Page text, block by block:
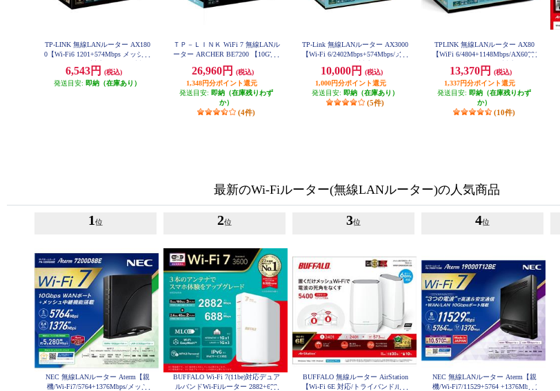
TP-LINK 無線LANルーター AX180
0【Wi-Fi6 1201+574Mbps メッシュ
3年保】 Archer-AX1800
6,543円
(税込)
発送目安: 即納（在庫あり）
ＴＰ－ＬＩＮＫ WiFi 7 無線LANル
ーター ARCHER BE7200 【10Gbps
BE7200 EasyMesh対応 MLO USB3.
0 8ストリーム IPoE IPv6対応 3年
保証】 ARCHER-BE7200
26,960円
(税込)
1,348円分ポイント還元
発送目安: 即納（在庫残りわず
か）
(4件)
TP-Link 無線LANルーター AX3000
【Wi-Fi 6/2402Mbps+574Mbps/メッ
E/IPv6対応/3年保証/2023年3月モデ
ル】 ARCHERAX3000
10,000円
(税込)
1,000円分ポイント還元
発送目安: 即納（在庫あり）
(5件)
TPLINK 無線LANルーター AX80
【WiFi 6/4804+1148Mbps/AX6000/
0/IPoE/IPv6対応/3年保証/2022年12
月モデル】 ARCHER-AX80
13,370円
(税込)
1,337円分ポイント還元
発送目安: 即納（在庫残りわず
か）
(10件)
最新のWi-Fiルーター(無線LANルーター)の人気商品
1 位
NEC 無線LANルーター Aterm【親
機/Wi-Fi7/5764+1376Mbps/メッシ
2位
BUFFALO Wi-Fi 7(11be)対応デュア
ルバンドWi-Fiルーター 2882+688
3位
BUFFALO 無線ルーター AirStation
【Wi-Fi 6E 対応/トライバンドルー
4位
NEC 無線LANルーター Aterm【親
機/Wi-Fi7/11529+5764 +1376Mbps/